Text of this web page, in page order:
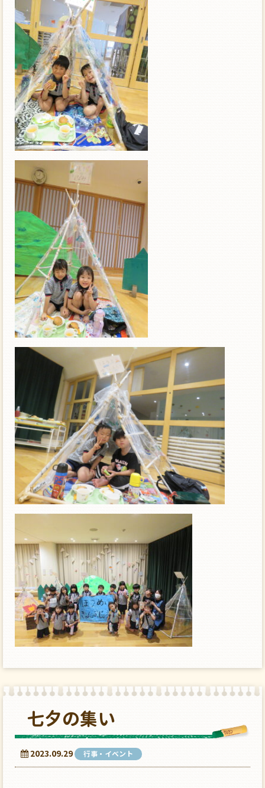
七夕の集い
2023.09.29 行事・イベント